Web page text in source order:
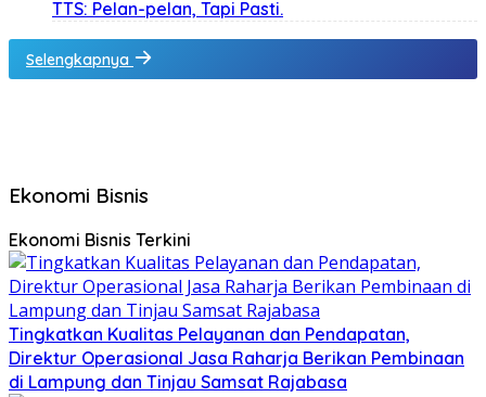
TTS: Pelan-pelan, Tapi Pasti.
Selengkapnya
Ekonomi Bisnis
Ekonomi Bisnis Terkini
Tingkatkan Kualitas Pelayanan dan Pendapatan,
Direktur Operasional Jasa Raharja Berikan Pembinaan
di Lampung dan Tinjau Samsat Rajabasa